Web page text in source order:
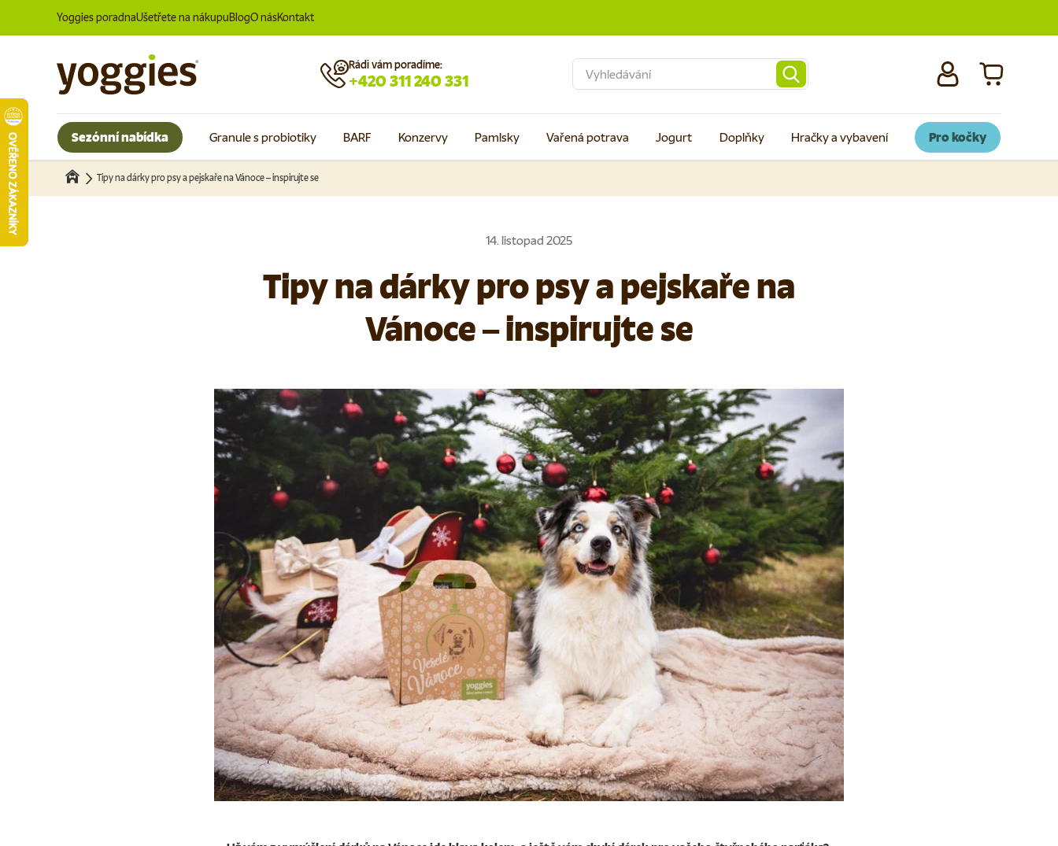
Přeskočit na obsah
Yoggies poradnaUšetřete na nákupuBlogO násKontakt
Rádi vám poradíme:
+420 311 240 331 Přihlásit se
Košík
Sezónní nabídka Granule s probiotiky BARF Konzervy Pamlsky Vařená potrava Jogurt Doplňky Hračky a vybavení Pro kočky
Tipy na dárky pro psy a pejskaře na Vánoce – inspirujte se
14. listopad 2025
Tipy na dárky pro psy a pejskaře na
Vánoce – inspirujte se